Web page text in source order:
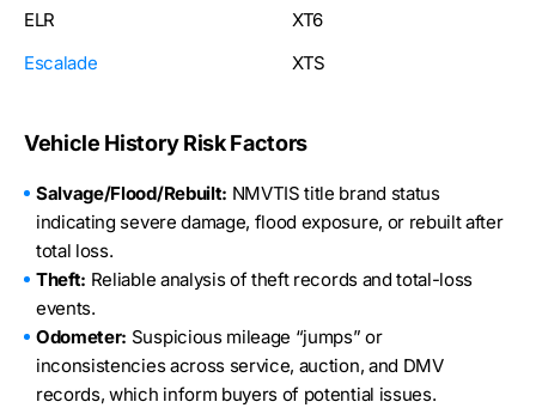
ELR
Escalade
XT6
XTS
Vehicle History Risk Factors
Salvage/Flood/Rebuilt: NMVTIS title brand status
indicating severe damage, flood exposure, or rebuilt after
total loss.
Theft: Reliable analysis of theft records and total-loss
events.
Odometer: Suspicious mileage “jumps” or
inconsistencies across service, auction, and DMV
records, which inform buyers of potential issues.